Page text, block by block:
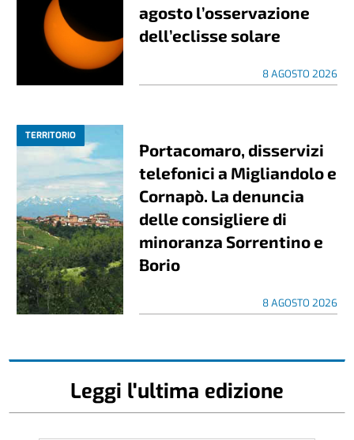
agosto l’osservazione
dell’eclisse solare
8 AGOSTO 2026
TERRITORIO
Portacomaro, disservizi
telefonici a Migliandolo e
Cornapò. La denuncia
delle consigliere di
minoranza Sorrentino e
Borio
8 AGOSTO 2026
Leggi l'ultima edizione